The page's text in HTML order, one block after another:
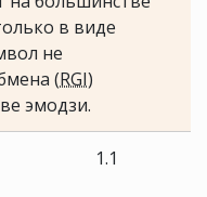
в виде
не
(RGI)
эмодзи.
1.1